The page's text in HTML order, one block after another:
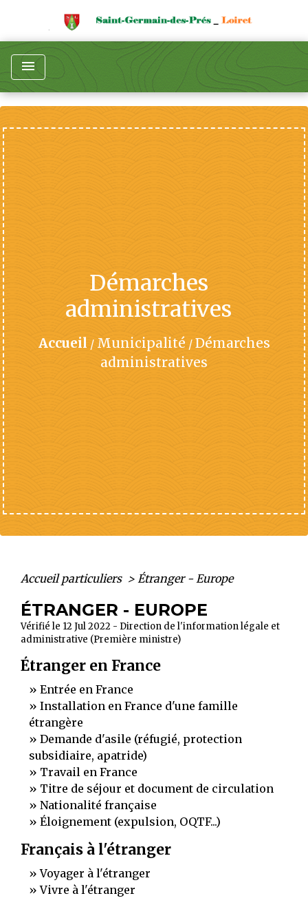
menu
Démarches
administratives
Accueil / Municipalité / Démarches
administratives
Accueil particuliers > Étranger - Europe
ÉTRANGER - EUROPE
Vérifié le 12 Jul 2022 - Direction de l'information légale et
administrative (Première ministre)
Étranger en France
Entrée en France
Installation en France d'une famille
étrangère
Demande d'asile (réfugié, protection
subsidiaire, apatride)
Travail en France
Titre de séjour et document de circulation
Nationalité française
Éloignement (expulsion, OQTF...)
Français à l'étranger
Voyager à l'étranger
Vivre à l'étranger